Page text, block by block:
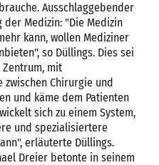
Ausschlaggebender
Medizin: "Die Medizin
kann, wollen Mediziner
so Düllings. Dies sei
mit
Chirurgie und
und käme dem Patienten
sich zu einem System,
und spezialisiertere
erläuterte Düllings.
Dreier betonte in seinem